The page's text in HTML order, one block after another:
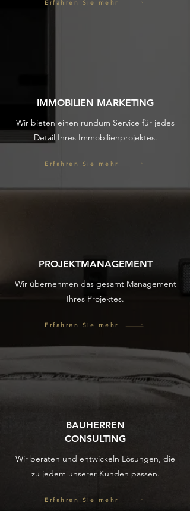
Erfahren Sie mehr
IMMOBILIEN MARKETING
Wir bieten einen rundum Service für jedes
Detail Ihres Immobilienprojektes.
Erfahren Sie mehr
PROJEKTMANAGEMENT
Wir übernehmen das gesamt Management
Ihres Projektes.
Erfahren Sie mehr
BAUHERREN
CONSULTING
Wir beraten und entwickeln Lösungen, die
zu jedem unserer Kunden passen.
Erfahren Sie mehr